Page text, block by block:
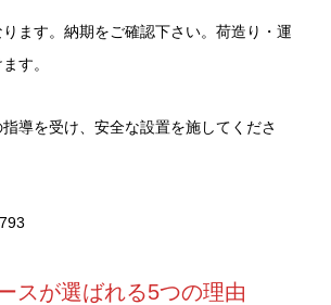
ます。納期をご確認下さい。荷造り・運
す。
導を受け、安全な設置を施してくださ
スが選ばれる5つの理由